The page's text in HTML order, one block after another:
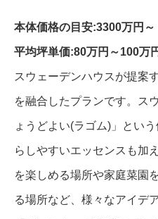
本体価格の目安:3300万円～
平均坪単価:80万円～100万
スウェーデンハウスが提案
を融合したプランです。ス
ょうどよい(ラゴム)」とい
らしやすいエッセンスも加
を楽しめる場所や家庭菜園
る場所など、様々なアイデ